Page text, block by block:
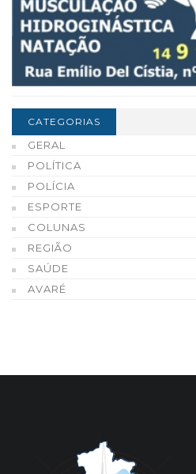
CATEGORIAS
GERAL
POLÍTICA
POLÍCIA
ESPORTE
COLUNAS
REGIÃO
SAÚDE
AVARÉ